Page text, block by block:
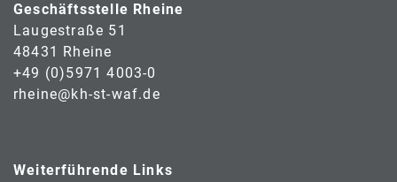
Geschäftsstelle Rheine
Laugestraße 51
48431 Rheine
+49 (0)5971 4003-0
rheine@kh-st-waf.de
Weiterführende Links